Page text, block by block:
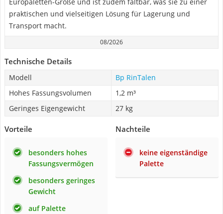
praktischen und vielseitigen Lösung für Lagerung und
Transport macht.
08/2026
Technische Details
Modell
Bp RinTalen
Hohes Fassungsvolumen
1,2 m³
Geringes Eigengewicht
27 kg
Vorteile
besonders hohes
Fassungsvermögen
besonders geringes
Gewicht
auf Palette
Nachteile
keine eigenständige
Palette